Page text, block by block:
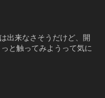
出来なさそうだけど、開
と触ってみようって気に